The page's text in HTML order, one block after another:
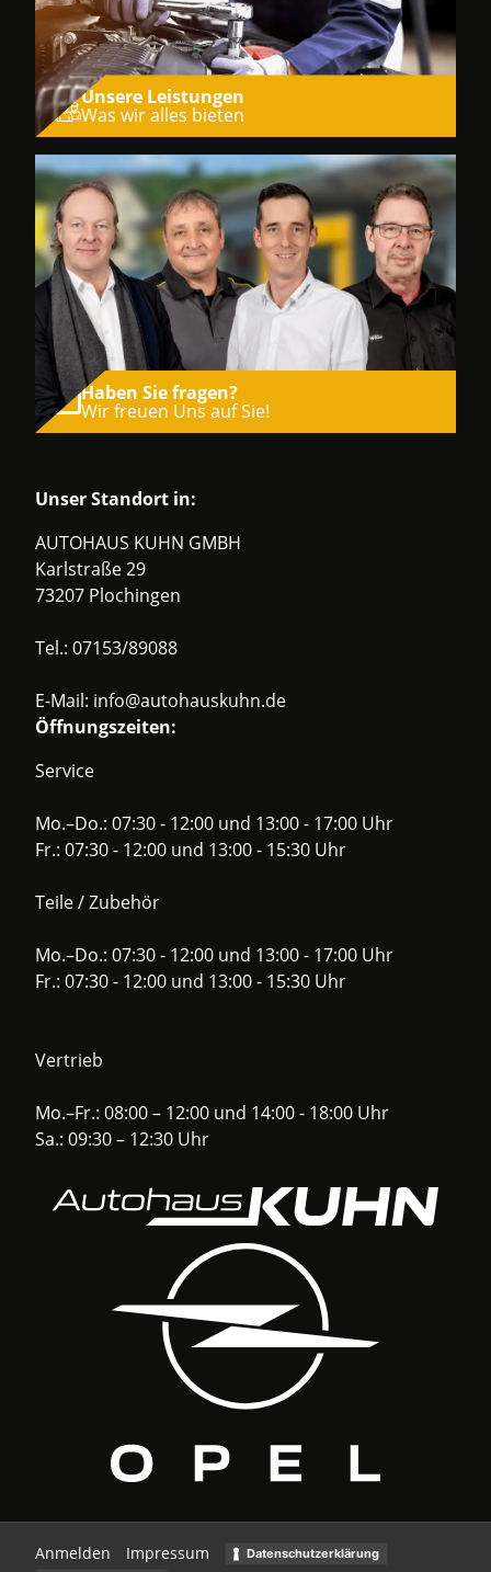
Unsere Leistungen
Was wir alles bieten
Haben Sie fragen?
Wir freuen Uns auf Sie!
Unser Standort in:
AUTOHAUS KUHN GMBH
Karlstraße 29
73207 Plochingen
Tel.: 07153/89088
E-Mail: info@autohauskuhn.de
Öffnungszeiten:
Service
Mo.–Do.: 07:30 - 12:00 und 13:00 - 17:00 Uhr
Fr.: 07:30 - 12:00 und 13:00 - 15:30 Uhr
Teile / Zubehör
Mo.–Do.: 07:30 - 12:00 und 13:00 - 17:00 Uhr
Fr.: 07:30 - 12:00 und 13:00 - 15:30 Uhr
Vertrieb
Mo.–Fr.: 08:00 – 12:00 und 14:00 - 18:00 Uhr
Sa.: 09:30 – 12:30 Uhr
Anmelden Impressum Datenschutzerklärung